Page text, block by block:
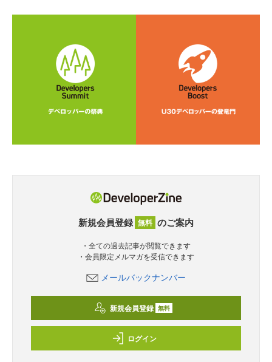
新規会員登録 無料 のご案内
・全ての過去記事が閲覧できます
・会員限定メルマガを受信できます
メールバックナンバー
新規会員登録 無料
ログイン